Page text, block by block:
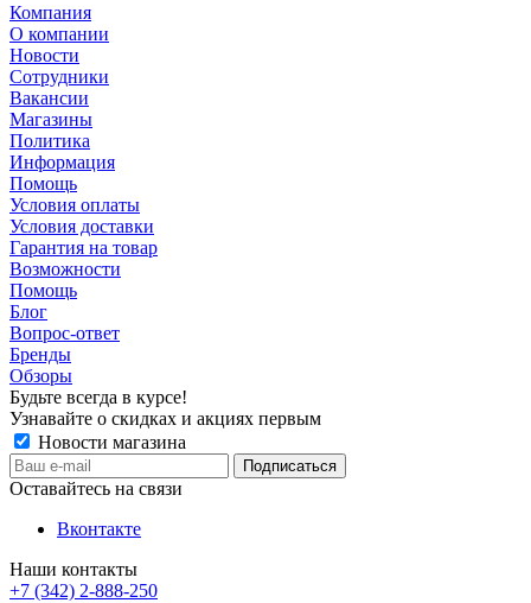
Компания
О компании
Новости
Сотрудники
Вакансии
Магазины
Политика
Информация
Помощь
Условия оплаты
Условия доставки
Гарантия на товар
Возможности
Помощь
Блог
Вопрос-ответ
Бренды
Обзоры
Будьте всегда в курсе!
Узнавайте о скидках и акциях первым
Новости магазина
Оставайтесь на связи
Вконтакте
Наши контакты
+7 (342) 2-888-250